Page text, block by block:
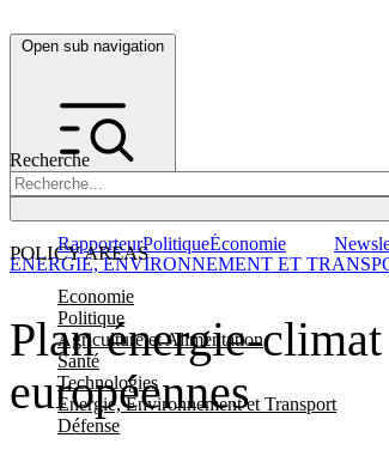
Open sub navigation
Recherche
POLICY AREAS
Economie
Politique
Agriculture et Alimentation
Santé
Technologies
Energie, Environnement et Transport
Défense
RapporteurPolitiqueÉconomie
Plan énergie-
européennes
ENERGIE, ENVIRONNEMENT ET